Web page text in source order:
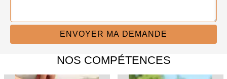
NOS COMPÉTENCES